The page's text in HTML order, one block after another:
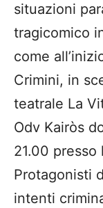
situazioni
tragicomico
come
Crimini, in
teatrale La
Odv Kairòs
21.00 presso
Protagonisti
intenti